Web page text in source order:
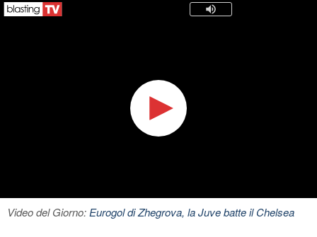
Video del Giorno:Eurogol di Zhegrova, la Juve batte il Chelsea